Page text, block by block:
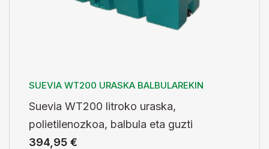
SUEVIA WT200 URASKA BALBULAREKIN
Suevia WT200 litroko uraska,
polietilenozkoa, balbula eta guzti
394,95 €